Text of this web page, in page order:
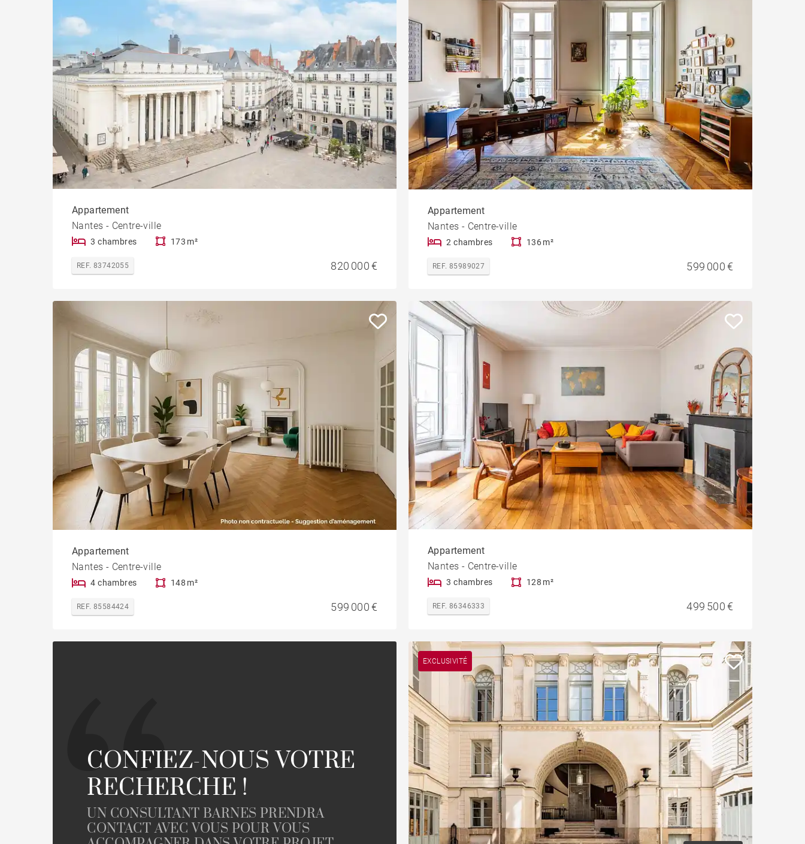
Appartement
Nantes - Centre-ville
3 chambres 173 m²
REF. 83742055 820 000 €
Appartement
Nantes - Centre-ville
2 chambres 136 m²
REF. 85989027 599 000 €
Appartement
Nantes - Centre-ville
4 chambres 148 m²
REF. 85584424 599 000 €
Appartement
Nantes - Centre-ville
3 chambres 128 m²
REF. 86346333 499 500 €
CONFIEZ-NOUS VOTRE
RECHERCHE !
UN CONSULTANT BARNES PRENDRA
CONTACT AVEC VOUS POUR VOUS
EXCLUSIVITÉ